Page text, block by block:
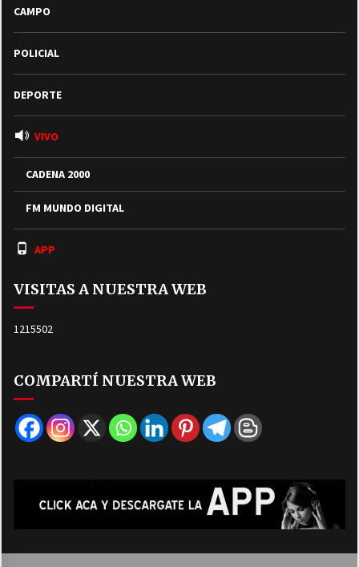
CAMPO
POLICIAL
DEPORTE
VIVO
CADENA 2000
FM MUNDO DIGITAL
APP
VISITAS A NUESTRA WEB
1215502
COMPARTÍ NUESTRA WEB